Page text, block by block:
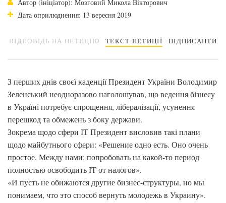
Автор (ініціатор): Мозговий Микола Вікторович
Дата оприлюднення: 13 вересня 2019
ВІДПОВІДЬ НА ПЕТИЦІЮ ТЕКСТ ПЕТИЦІЇ ПІДПИСАНТИ
З перших днів своєї каденції Президент України Володимир
Зеленський неодноразово наголошував, що ведення бізнесу
в Україні потребує спрощення, лібералізації, усунення
перешкод та обмежень з боку держави.
Зокрема щодо сфери ІТ Президент висловив такі плани
щодо майбутнього сфери: «Решение одно есть. Оно очень
простое. Между нами: попробовать на какой-то период
полностью освободить IT от налогов».
«И пусть не обижаются другие бизнес-структуры, но мы
понимаем, что это способ вернуть молодежь в Украину».